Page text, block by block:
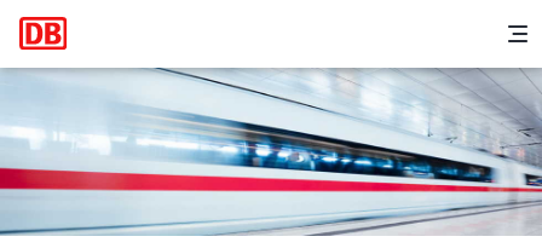
Hauptnavigation
Darmstadt Hbf - Trier Hbf